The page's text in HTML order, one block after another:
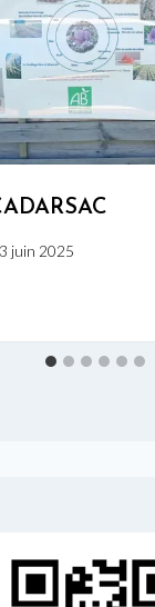
3 juin 2025